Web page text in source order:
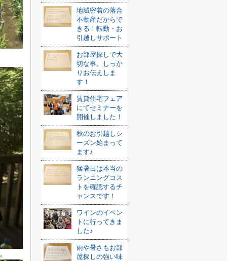
地域密着の落合
不動産だからで
きる！転勤・お
引越しサポート
お部屋探しで大
切な事、しっか
りお伝えしま
す！
賃貸住宅フェア
にてセミナーを
開催しました！
秋のお引越しシ
ーズン始まって
ます♪
猛暑日は本当の
ランニングコス
トを確認するチ
ャンスです！
ワインのイベン
トに行ってきま
した♪
雨や暑さもお部
屋探しの強い味